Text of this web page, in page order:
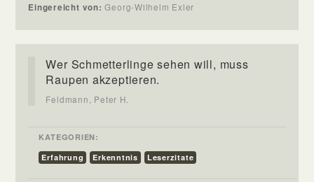
Eingereicht von:Georg-Wilhelm Exler
Wer Schmetterlinge sehen will, muss
Raupen akzeptieren.
Feldmann, Peter H.
KATEGORIEN:
Erfahrung
Erkenntnis Leserzitate